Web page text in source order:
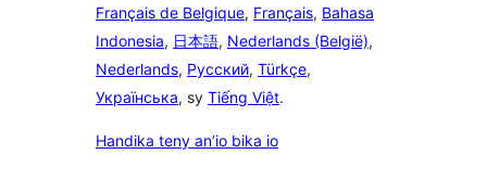
Français de Belgique, Français, Bahasa
Indonesia, 日本語, Nederlands (België),
Nederlands, Русский, Türkçe,
Українська, sy Tiếng Việt.
Handika teny an’io bika io